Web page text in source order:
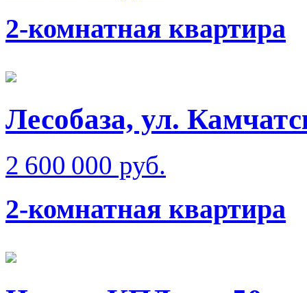
2-комнатная квартира
Лесобаза, ул.
2 600 000 руб.
2-комнатная квартира